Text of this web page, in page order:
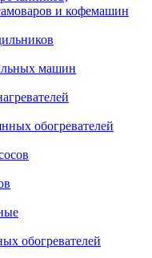
и кофемашин
машин
обогревателей
обогревателей